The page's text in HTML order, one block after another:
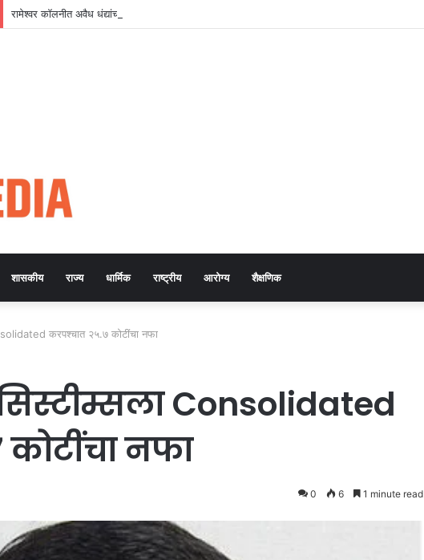
रामेश्वर कॉलनीत अवैध धंद्यांचा पुन्हा जोर? नागरिकांकडून पोलिसांच्या कारवाईवर प्रश्नचिन्ह
शासकीय राज्य धार्मिक राष्ट्रीय आरोग्य शैक्षणिक
करपश्चात २५.७ कोटींचा नफा
Consolidated
कोटींचा नफा
0 6 1 minute read